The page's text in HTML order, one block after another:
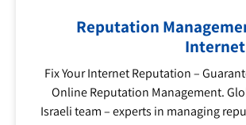
Reputation
Fix Your Internet Reputation –
Online Reputation Management.
Israeli team – experts in managing